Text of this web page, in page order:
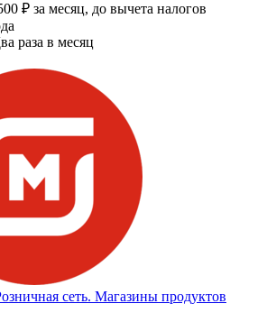
₽ за месяц, до вычета налогов
раза в месяц
сеть. Магазины продуктов